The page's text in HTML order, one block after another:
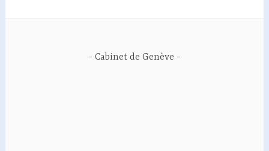
Cabinet de Genève